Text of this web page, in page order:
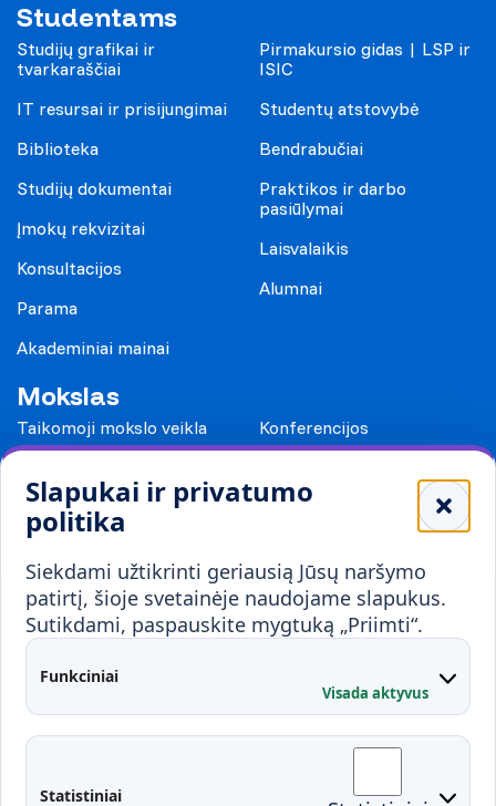
Slapukai ir privatumo
politika
Siekdami užtikrinti geriausią Jūsų naršymo
patirtį, šioje svetainėje naudojame slapukus.
Sutikdami, paspauskite mygtuką „Priimti“.
Funkciniai
Visada aktyvus
Statistiniai
Studentams
Studijų grafikai ir
tvarkaraščiai
IT resursai ir prisijungimai
Biblioteka
Studijų dokumentai
Įmokų rekvizitai
Konsultacijos
Parama
Akademiniai mainai
Pirmakursio gidas | LSP ir
ISIC
Studentų atstovybė
Bendrabučiai
Praktikos ir darbo
pasiūlymai
Laisvalaikis
Alumnai
Mokslas
Taikomoji mokslo veikla
Konferencijos
Mokykloms
Visuomenei ir verslui
Mokymai ir konsultavimas
Partnerystės
Karjera
Kontaktai
Administracija
Fakultetai
Studentų atstovybė